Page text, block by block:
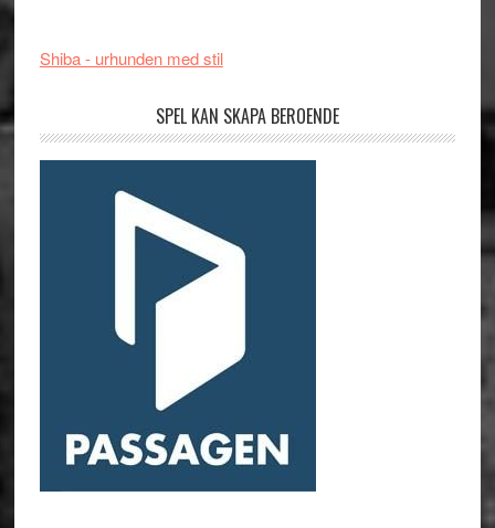
Shiba - urhunden med stil
SPEL KAN SKAPA BEROENDE